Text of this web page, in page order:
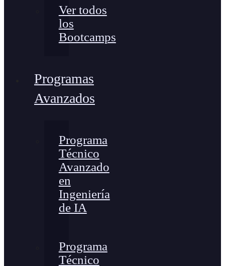
Ver todos
los
Bootcamps
Programas
Avanzados
Programa
Técnico
Avanzado
en
Ingeniería
de IA
Programa
Técnico